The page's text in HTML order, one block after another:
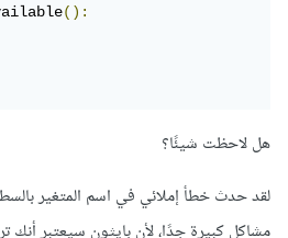
():
هل لاحظت شيئًا؟
لقد حدث خطأ إملائي في اسم المتغير